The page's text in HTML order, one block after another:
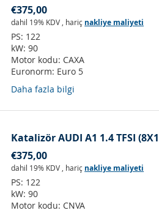
€375,00
dahil 19% KDV , hariç nakliye maliyeti
PS: 122
kW:90
Motor kodu: CAXA
Euronorm: Euro 5
Daha fazla bilgi
Katalizör AUDI A1 1.4 TFSI
€375,00
dahil 19% KDV , hariç nakliye maliyeti
PS: 122
kW:90
Motor kodu: CNVA